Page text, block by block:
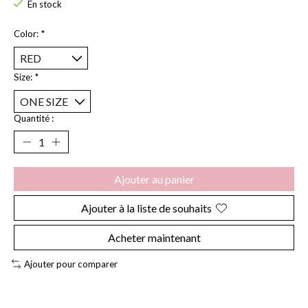
En stock
Color: *
Size: *
Quantité :
Ajouter au panier
Ajouter à la liste de souhaits
Acheter maintenant
Ajouter pour comparer